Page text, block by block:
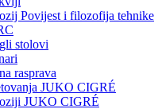
Povijest i filozofija tehnike
stolovi
rasprava​
JUKO CIGRÉ
JUKO CIGRÉ